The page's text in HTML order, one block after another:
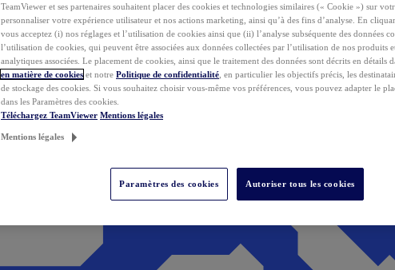
TeamViewer et ses partenaires souhaitent placer des cookies et technologies similaires (« Cookie ») sur
personnaliser votre expérience utilisateur et nos actions marketing, ainsi qu’à des fins d’analyse. En
vous acceptez (i) nos réglages et l’utilisation de cookies ainsi que (ii) l’analyse subséquente des données
l’utilisation de cookies, qui peuvent être associées aux données collectées par l’utilisation de nos produits
analytiques associées. Le placement de cookies, ainsi que le traitement des données sont décrits en détails
en matière de cookies et notre Politique de confidentialité , en particulier les objectifs précis, les
de stockage des cookies. Si vous souhaitez choisir vous-même vos préférences, vous pouvez adapter le
dans les Paramètres des cookies.
Téléchargez TeamViewer Mentions légales
Mentions légales
Paramètres des cookies Autoriser tous les cookies